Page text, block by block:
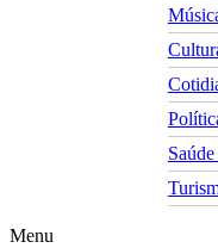
Menu